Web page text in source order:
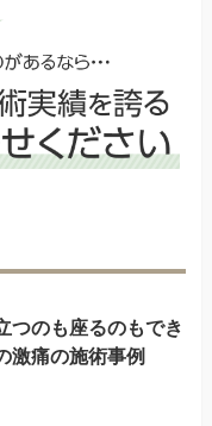
つのも座るのもでき
激痛の施術事例